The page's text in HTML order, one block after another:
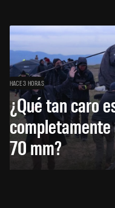
HACE 3 HORAS
¿Qué tan caro
70 mm?